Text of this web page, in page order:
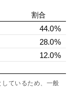
割合
44.0%
28.0%
12.0%
ているため、一般